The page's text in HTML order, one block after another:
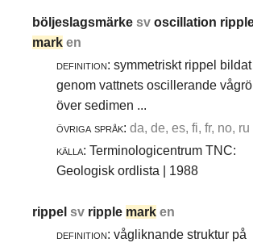
böljeslagsmärkesvoscillation
mark en
definition: symmetriskt rippel bildat
genom vattnets oscillerande
över sedimen ...
övriga språk: da, de, es, fi, fr, no, ru
källa: Terminologicentrum TNC:
Geologisk ordlista | 1988
rippelsv ripple mark en
definition: vågliknande struktur på